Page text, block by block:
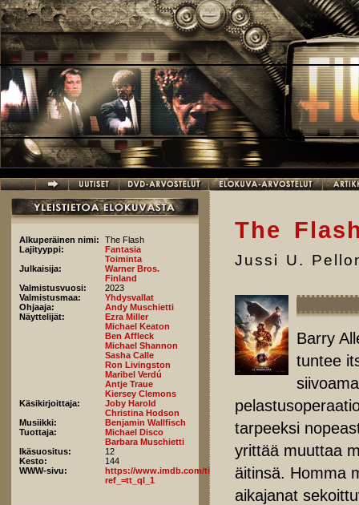
Hyppää pääsisältöön
Alkuperäinen nimi:
The Flash
Lajityyppi:
Fantasia
Toiminta
Julkaisija:
Warner Bros.
Finland
Valmistusvuosi:
2023
Valmistusmaa:
Yhdysvallat
Ohjaaja:
Andy Muschietti
Näyttelijät:
Ezra Miller
Michael Keaton
Ben Affleck
Michael Shannon
Sasha Calle
Ron Livingston
Maribel Verdú
Antje Traue
Kiersey Clemons
Käsikirjoittaja:
Joby Harold
Christina Hodson
Musiikki:
Benjamin Wallfisch
Tuottaja:
Michael Disco
Barbara Muschietti
Ikäsuositus:
12
Kesto:
144
WWW-sivu:
https://www.imdb.com/title/tt0439572/fullcredits/?
ref_=tt_ql_1
The
Jussi U.
Barry
tuntee
tarpeeksi
yrittää muuttaa
äitinsä. Homma
aikajanat